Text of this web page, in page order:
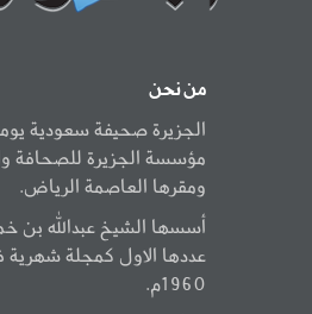
من نحن
الجزيرة صحيفة سعودية
مؤسسة الجزيرة للصحافة
ومقرها العاصمة الرياض.
أسسها الشيخ عبدالله بن
عددها الاول كمجلة شهرية
1960م.